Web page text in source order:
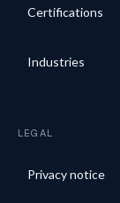
Certifications
Industries
LEGAL
Privacy notice